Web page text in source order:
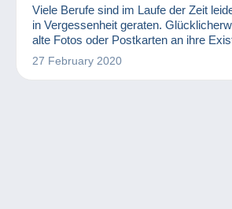
Viele Berufe sind im Laufe der Zeit
in Vergessenheit geraten.
alte Fotos oder Postkarten an ihre
27 February 2020